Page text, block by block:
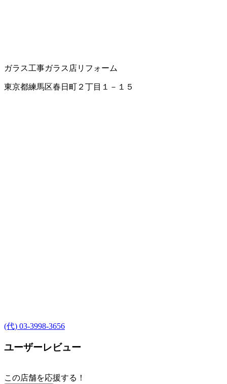
ガラス工事ガラス店リフォーム
東京都練馬区春日町２丁目１－１５
(代) 03-3998-3656
ユーザーレビュー
この店舗を応援する！